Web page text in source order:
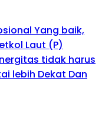
Yang baik,
Laut (P)
tidak harus
lebih Dekat Dan